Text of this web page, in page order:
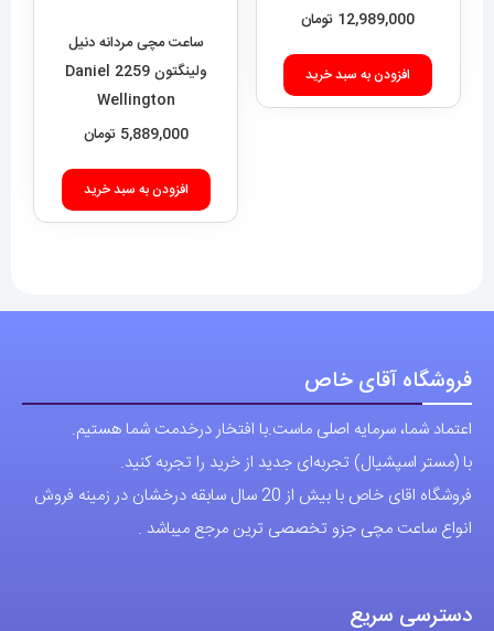
12,989,000 تومان
افزودن به سبد خرید
5,889,000تومان
افزودن به سبد خرید
با (مستر اسپشیال) تجربه‌ای جدید از خرید را تجربه کنید.
فروشگاه اقای خاص با بیش از 20 سال سابقه درخشان در زمینه فروش
انواع ساعت مچی جزو تخصصی ترین مرجع میباشد .
دسترسی سریع
شرایط و قوانین